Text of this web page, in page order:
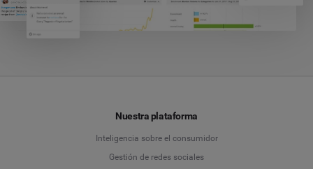
Nuestra plataforma
Inteligencia sobre el consumidor
Gestión de redes sociales